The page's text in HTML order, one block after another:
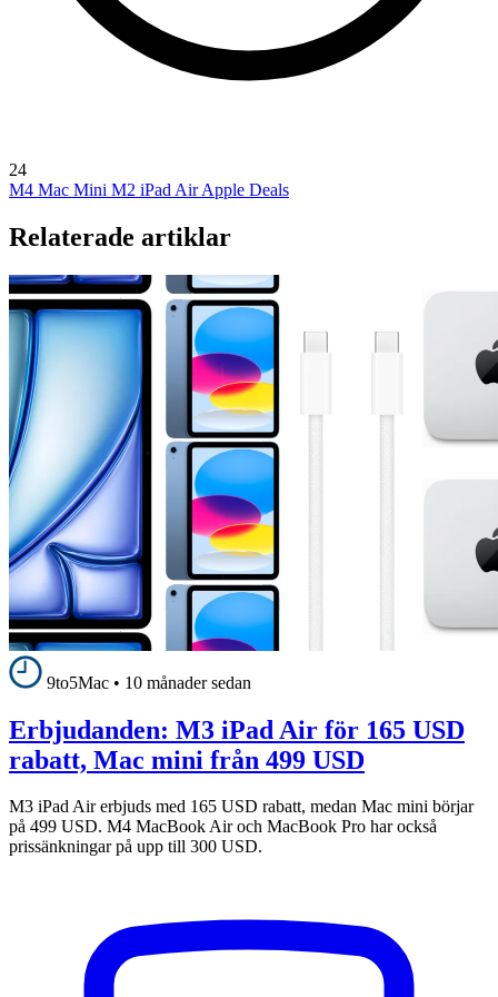
24
M4 Mac Mini M2 iPad AirApple Deals
Relaterade artiklar
9to5Mac • 10 månader sedan
Erbjudanden: M3 iPad Air för 165 USD
rabatt, Mac mini från 499 USD
M3 iPad Air erbjuds med 165 USD rabatt, medan Mac mini börjar
på 499 USD. M4 MacBook Air och MacBook Pro har också
prissänkningar på upp till 300 USD.